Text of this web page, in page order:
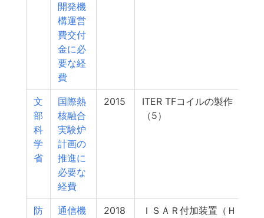
開発機
構運営
費交付
金に必
要な経
費
文
部
科
学
省
国際熱
核融合
実験炉
計画の
推進に
必要な
経費
2015
ITER TFコイルの製作
（5）
防
通信機
2018
ＩＳＡＲ付加装置（Ｈ